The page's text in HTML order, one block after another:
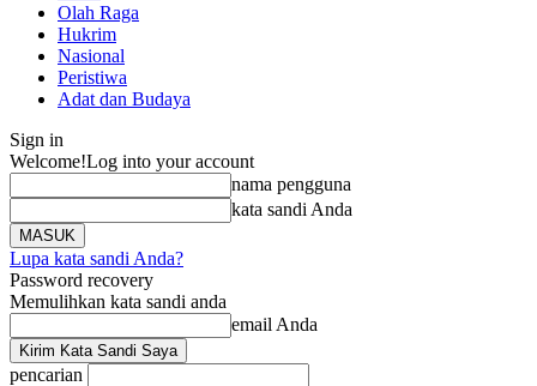
Olah Raga
Hukrim
Nasional
Peristiwa
Adat dan Budaya
Sign in
Welcome!Log into your account
nama pengguna
kata sandi Anda
Lupa kata sandi Anda?
Password recovery
Memulihkan kata sandi anda
email Anda
pencarian